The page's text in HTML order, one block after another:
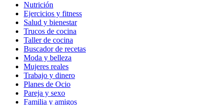
Nutrición
Ejercicios y fitness
Salud y bienestar
Trucos de cocina
Taller de cocina
Buscador de recetas
Moda y belleza
Mujeres reales
Trabajo y dinero
Planes de Ocio
Pareja y sexo
Familia y amigos